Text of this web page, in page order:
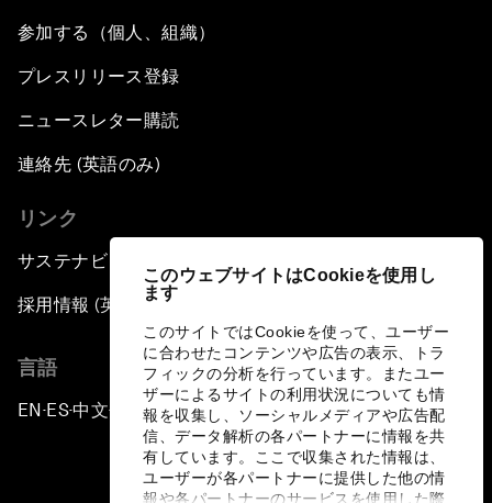
このウェブサイトはCookieを使用し
ます
このサイトではCookieを使って、ユーザー
に合わせたコンテンツや広告の表示、トラ
フィックの分析を行っています。またユー
ザーによるサイトの利用状況についても情
報を収集し、ソーシャルメディアや広告配
信、データ解析の各パートナーに情報を共
有しています。ここで収集された情報は、
ユーザーが各パートナーに提供した他の情
報や各パートナーのサービスを使用した際
参加する（個人、組織）
プレスリリース登録
ニュースレター購読
連絡先 (英語のみ)
リンク
サステナビリティへの取り組み
採用情報 (英語のみ)
言語
EN ▪ES▪中文▪ 日本語